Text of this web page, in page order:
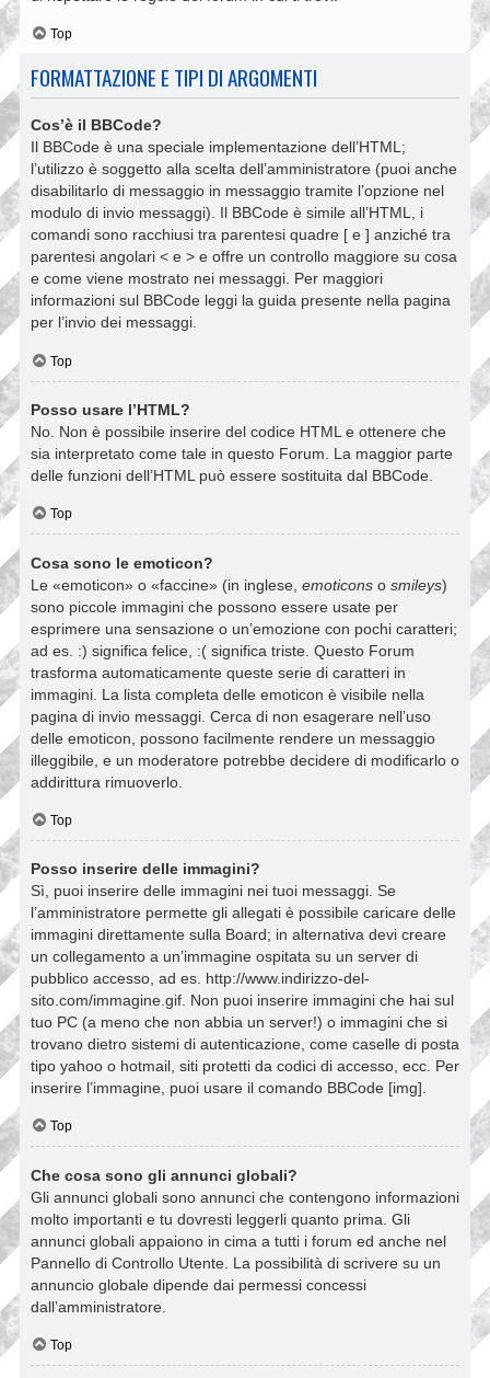
Top
FORMATTAZIONE E TIPI DI ARGOMENTI
Cos’è il BBCode?
Il BBCode è una speciale implementazione dell’HTML;
l’utilizzo è soggetto alla scelta dell’amministratore (puoi anche
disabilitarlo di messaggio in messaggio tramite l’opzione nel
modulo di invio messaggi). Il BBCode è simile all’HTML, i
comandi sono racchiusi tra parentesi quadre [ e ] anziché tra
parentesi angolari < e > e offre un controllo maggiore su cosa
e come viene mostrato nei messaggi. Per maggiori
informazioni sul BBCode leggi la guida presente nella pagina
per l’invio dei messaggi.
Top
Posso usare l’HTML?
No. Non è possibile inserire del codice HTML e ottenere che
sia interpretato come tale in questo Forum. La maggior parte
delle funzioni dell’HTML può essere sostituita dal BBCode.
Top
Cosa sono le emoticon?
Le «emoticon» o «faccine» (in inglese, emoticons o smileys)
sono piccole immagini che possono essere usate per
esprimere una sensazione o un’emozione con pochi caratteri;
ad es. :) significa felice, :( significa triste. Questo Forum
trasforma automaticamente queste serie di caratteri in
immagini. La lista completa delle emoticon è visibile nella
pagina di invio messaggi. Cerca di non esagerare nell’uso
delle emoticon, possono facilmente rendere un messaggio
illeggibile, e un moderatore potrebbe decidere di modificarlo o
addirittura rimuoverlo.
Top
Posso inserire delle immagini?
Sì, puoi inserire delle immagini nei tuoi messaggi. Se
l’amministratore permette gli allegati è possibile caricare delle
immagini direttamente sulla Board; in alternativa devi creare
un collegamento a un’immagine ospitata su un server di
pubblico accesso, ad es. http://www.indirizzo-del-
sito.com/immagine.gif. Non puoi inserire immagini che hai sul
tuo PC (a meno che non abbia un server!) o immagini che si
trovano dietro sistemi di autenticazione, come caselle di posta
tipo yahoo o hotmail, siti protetti da codici di accesso, ecc. Per
inserire l’immagine, puoi usare il comando BBCode [img].
Top
Che cosa sono gli annunci globali?
Gli annunci globali sono annunci che contengono informazioni
molto importanti e tu dovresti leggerli quanto prima. Gli
annunci globali appaiono in cima a tutti i forum ed anche nel
Pannello di Controllo Utente. La possibilità di scrivere su un
annuncio globale dipende dai permessi concessi
dall’amministratore.
Top